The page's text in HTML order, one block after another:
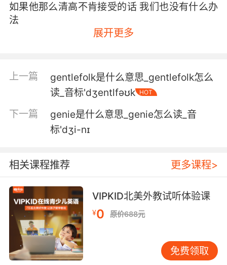
如果他那么清高不肯接受的话 我们也没有什么办
法
我那些有教养的客户对盐需求量不大
6. Don't be fooled by his, uh, genteel accent
and all the bowing.
别被他那古典的口音 和几个鞠躬给蒙骗了
7. Even the chimneys are puttering out
genteel little wisps of oke.
即使烟囱里 也只是飘出淡淡的几缕轻烟
展开更多
上一篇
gentlefolk是什么意思_gentlefolk怎么
读_音标'dʒentlfəʊk
HOT
下一篇
genie是什么意思_genie怎么读_音
标'dʒi-nɪ
相关课程推荐 更多课程>
VIPKID北美外教试听体验课
¥0 原价688元
免费领取